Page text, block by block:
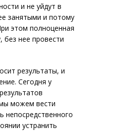
и не уйдут в
занятыми и потому
этом полноценная
без нее провести
результаты, и
Сегодня у
можем вести
непосредственного
устранить